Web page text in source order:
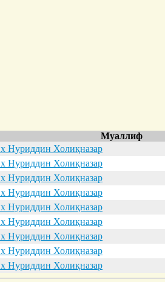
Муаллиф
Нуриддин Холиқназар
Нуриддин Холиқназар
Нуриддин Холиқназар
Нуриддин Холиқназар
Нуриддин Холиқназар
Нуриддин Холиқназар
Нуриддин Холиқназар
Нуриддин Холиқназар
Нуриддин Холиқназар